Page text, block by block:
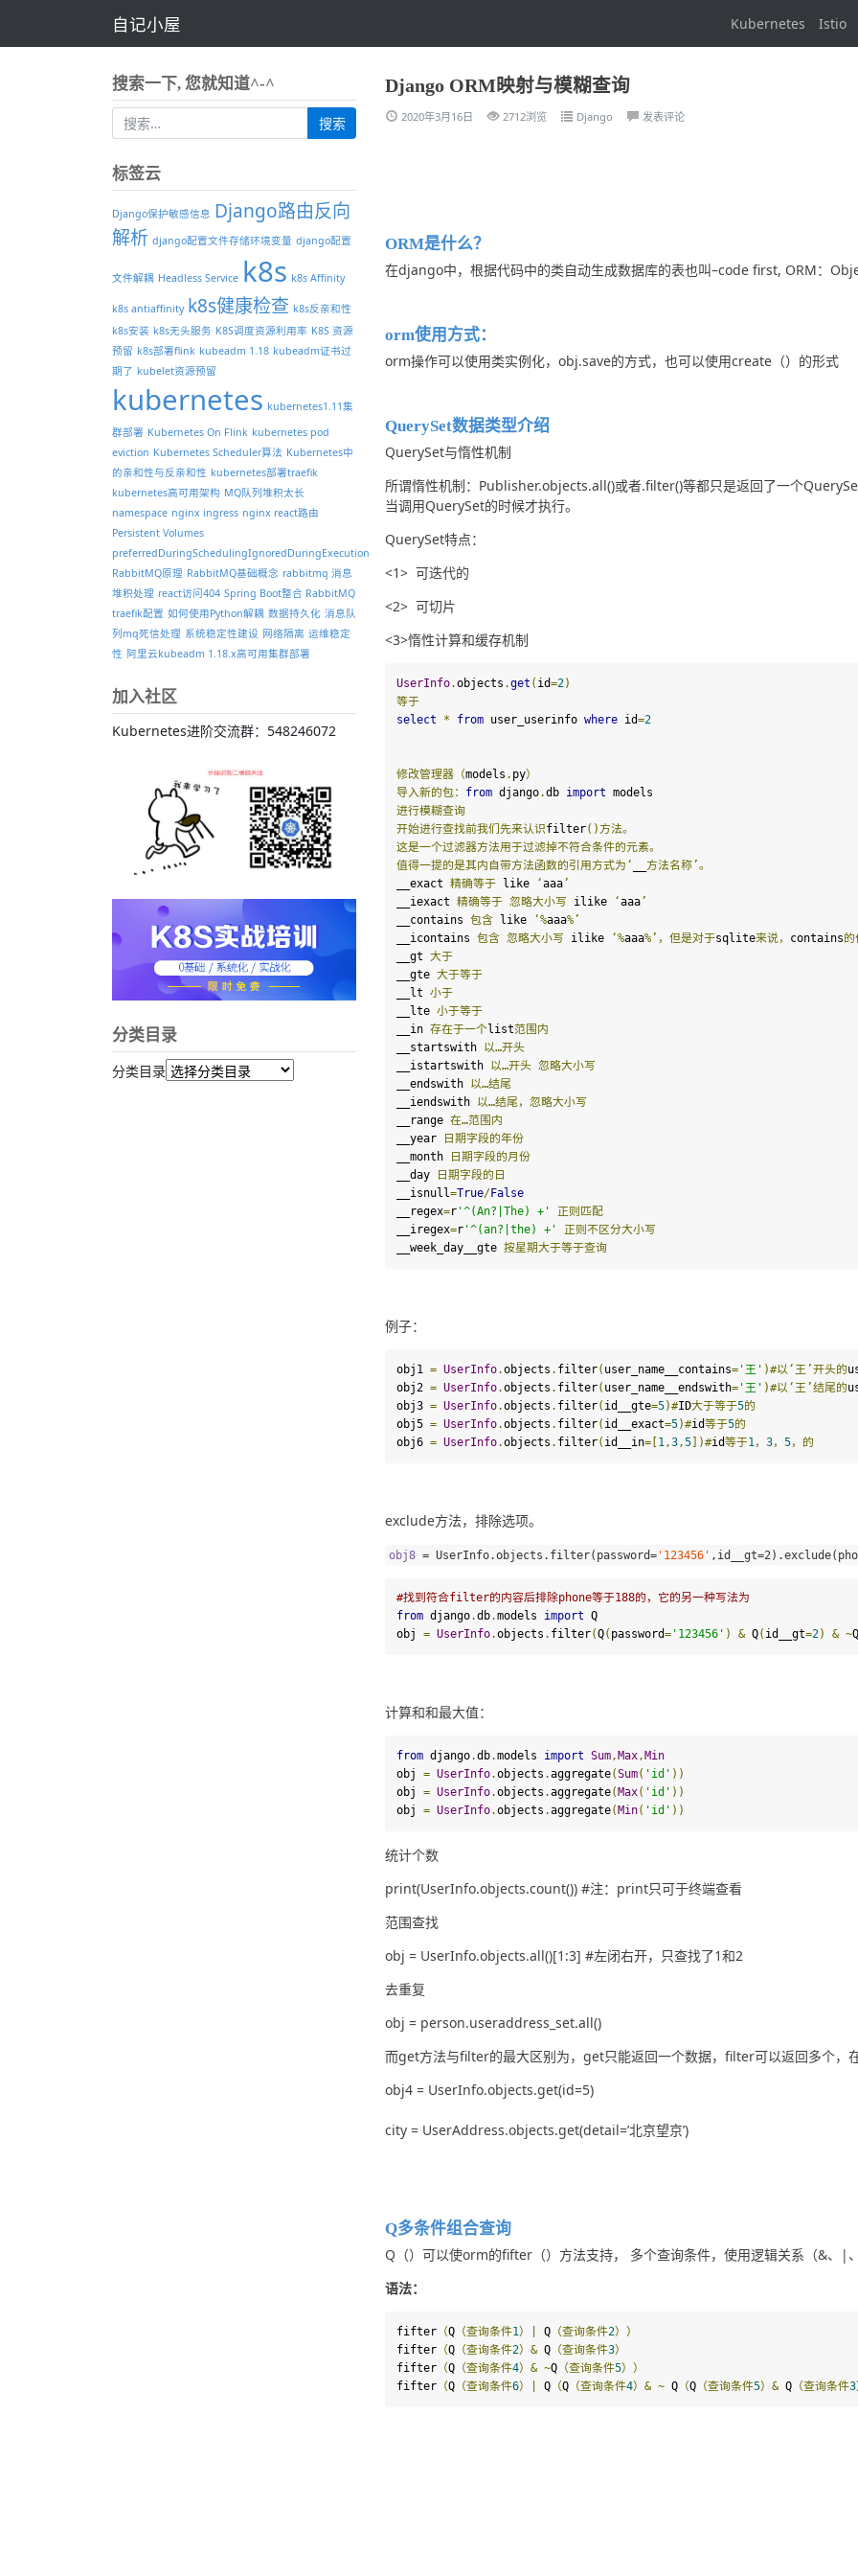
自记小屋 Kubernetes Istio
Django ORM映射与模糊查询
2020年3月16日 2712浏览 Django 发表评论
ORM是什么？
在django中，根据代码中的类自动生成数据库的表也叫–code first, ORM：
orm使用方式：
orm操作可以使用类实例化，obj.save的方式，也可以使用create（）的形式
QuerySet数据类型介绍
QuerySet与惰性机制
所谓惰性机制：Publisher.objects.all()或者.filter()等都只是返回了一个
当调用QuerySet的时候才执行。
QuerySet特点：
<1>  可迭代的
<2>  可切片
<3>惰性计算和缓存机制
UserInfo.objects .get ( id=2)
等于
select
* from user_userinfo where id=2
修改管理器（models . py）
导入新的包： from django.db import
进行模糊查询
开始进行查找前我们先来认识filter()方法。
这是一个过滤器方法用于过滤掉不符合条件的元素。
值得一提的是其内自带方法函数的引用方式为‘
方法名称’。
__exact 精确等于 like ‘aaa’
__iexact 精确等于 忽略大小写 ilike ‘aaa’
__contains 包含 like ‘%aaa%’
__icontains 包含 忽略大小写 ilike ‘%aaa%’，但是对于sqlite来说， contains的
__gt 大于
__gte 大于等于
__lt 小于
__lte 小于等于
__in 存在于一个list范围内
__startswith 以…开头
__istartswith 以…开头 忽略大小写
__endswith 以…结尾
__iendswith 以…结尾，忽略大小写
__range 在…范围内
__year
日期字段的年份
__month
日期字段的月份
__day
日期字段的日
__isnull=True/False
__regex=r'^(An?|The) +'
正则匹配
__iregex=r'^(an?|the) +'
正则不区分大小写
__week_day__gte 按星期大于等于查询
例子：
obj1 = UserInfo.objects . filter( user_name__contains='王' )#以‘王’开头的
obj2 = UserInfo.objects . filter( user_name__endswith='王' )#以‘王’结尾的
obj3 = UserInfo.objects . filter( id__gte=5)#ID大于等于5的
obj5 = UserInfo.objects . filter( id__exact=5)#id等于5的
obj6 = UserInfo.objects . filter( id__in=[1 ,3,5])#id等于1 ， 3， 5，的
exclude方法，排除选项。
obj8 = UserInfo.objects . filter( password='123456' , id__gt=2 ).exclude(
#找到符合filter的内容后排除phone等于188的，它的另一种写法为
from django.db.models import Q
obj = UserInfo.objects . filter(Q( password='123456' ) & Q( id__gt=2) & ~Q
计算和和最大值：
from django.db.models import Sum, Max, Min
obj = UserInfo.objects .aggregate(Sum( 'id' ))
obj = UserInfo.objects .aggregate( Max( 'id' ))
obj = UserInfo.objects .aggregate( Min( 'id' ))
统计个数
print(UserInfo.objects.count()) #注：print只可于终端查看
范围查找
obj = UserInfo.objects.all()[1:3] #左闭右开，只查找了1和2
去重复
obj = person.useraddress_set.all()
而get方法与filter的最大区别为，get只能返回一个数据，filter可以返回多个，
obj4 = UserInfo.objects.get(id=5)
city = UserAddress.objects.get(detail=’北京望京’)
Q多条件组合查询
Q（）可以使orm的fifter（）方法支持， 多个查询条件，使用逻辑关系（&、|
语法：
fifter（Q（查询条件1） Q（查询条件2））
fifter（Q（查询条件2）& Q（查询条件3）
fifter（Q（查询条件4）& ~Q（查询条件5））
fifter（Q（查询条件6）| Q（Q（查询条件4）& ~ Q（Q（查询条件5）& Q（查询条件3
搜索一下, 您就知道^-^
标签云
Django保护敏感信息 Django路由反向
解析 django配置文件存储环境变量 django配置
文件解耦 Headless Service k8s k8s Affinity
k8s antiaffinity k8s健康检查 k8s反亲和性
k8s安装 k8s无头服务 K8S调度资源利用率 K8S 资源
预留 k8s部署flink kubeadm 1.18 kubeadm证书过
期了 kubelet资源预留
kubernetes kubernetes1.11集
群部署 Kubernetes On Flink kubernetes pod
eviction Kubernetes Scheduler算法 Kubernetes中
的亲和性与反亲和性 kubernetes部署traefik
kubernetes高可用架构 MQ队列堆积太长
namespace nginx ingress nginx react路由
Persistent Volumes
preferredDuringSchedulingIgnoredDuringExecution
RabbitMQ原理 RabbitMQ基础概念 rabbitmq 消息
堆积处理 react访问404 Spring Boot整合 RabbitMQ
traefik配置 如何使用Python解耦 数据持久化 消息队
列mq死信处理 系统稳定性建设 网络隔离 运维稳定
性 阿里云kubeadm 1.18.x高可用集群部署
加入社区
Kubernetes进阶交流群：548246072
分类目录
分类目录